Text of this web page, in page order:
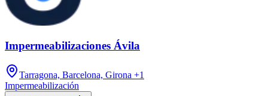
Impermeabilizaciones Ávila
Tarragona, Barcelona, Girona +1
Impermeabilización